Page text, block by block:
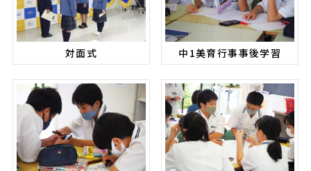
対面式 中1美育行事事後学習